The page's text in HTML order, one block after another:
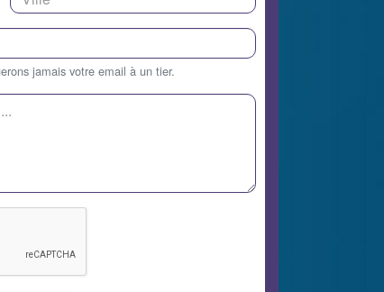
jamais votre email à un tier.